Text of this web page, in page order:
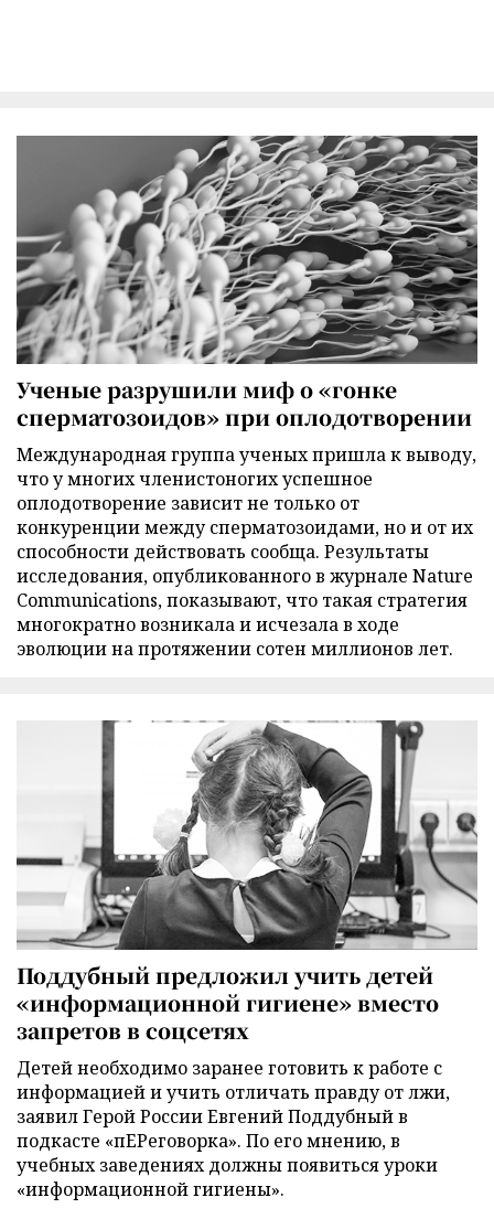
Ученые разрушили миф о «гонке
сперматозоидов» при оплодотворении
Международная группа ученых пришла к выводу,
что у многих членистоногих успешное
оплодотворение зависит не только от
конкуренции между сперматозоидами, но и от их
способности действовать сообща. Результаты
исследования, опубликованного в журнале Nature
Communications, показывают, что такая стратегия
многократно возникала и исчезала в ходе
эволюции на протяжении сотен миллионов лет.
Поддубный предложил учить детей
«информационной гигиене» вместо
запретов в соцсетях
Детей необходимо заранее готовить к работе с
информацией и учить отличать правду от лжи,
заявил Герой России Евгений Поддубный в
подкасте «пЕРеговорка». По его мнению, в
учебных заведениях должны появиться уроки
«информационной гигиены».